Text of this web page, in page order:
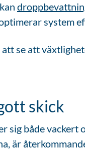
system
se att
skick
sig både
är